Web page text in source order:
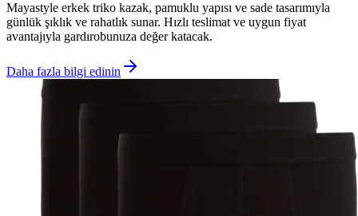
Mayastyle erkek triko kazak, pamuklu yapısı ve sade tasarımıyla
günlük şıklık ve rahatlık sunar. Hızlı teslimat ve uygun fiyat
avantajıyla gardırobunuza değer katacak.
Daha fazla bilgi edinin